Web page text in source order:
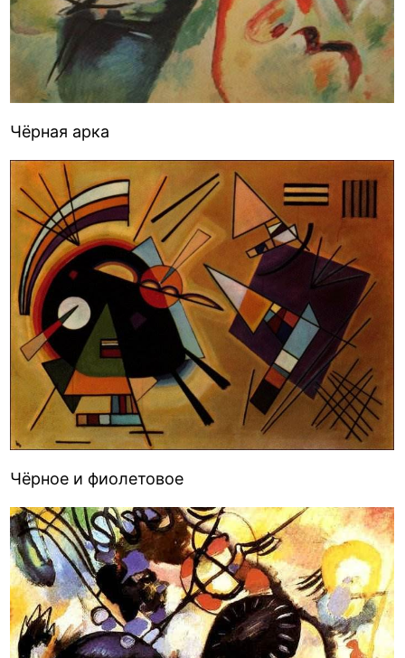
Чёрная арка
Чёрное и фиолетовое